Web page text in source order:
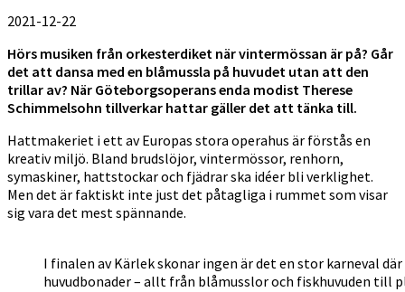
2021-12-22
Hörs musiken från orkesterdiket när vintermössan är på? Går
det att dansa med en blåmussla på huvudet utan att den
trillar av? När Göteborgsoperans enda modist Therese
Schimmelsohn tillverkar hattar gäller det att tänka till.
Hattmakeriet i ett av Europas stora operahus är förstås en
kreativ miljö. Bland brudslöjor, vintermössor, renhorn,
symaskiner, hattstockar och fjädrar ska idéer bli verklighet.
Men det är faktiskt inte just det påtagliga i rummet som visar
sig vara det mest spännande.
I finalen av Kärlek skonar ingen är det en stor karneval
huvudbonader – allt från blåmusslor och fiskhuvuden till